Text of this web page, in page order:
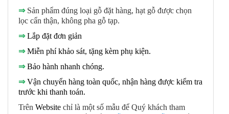
⇒Sản phẩm đúng loại gỗ đặt hàng, hạt gỗ được chọn
lọc cẩn thận, không pha gỗ tạp.
⇒ Lắp đặt đơn giản
⇒ Miễn phí khảo sát, tặng kèm phụ kiện.
⇒ Bảo hành nhanh chóng.
⇒Vận chuyển hàng toàn quốc, nhận hàng được kiểm tra
trước khi thanh toán.
Trên Website chỉ là một số mẫu để Quý khách tham